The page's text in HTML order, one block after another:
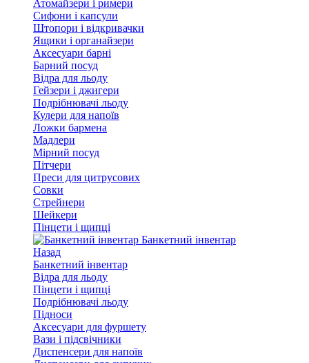
Атомайзери і римери
Сифони і капсули
Штопори і відкривачки
Ящики і органайзери
Аксесуари барні
Барний посуд
Відра для льоду
Гейзери і джигери
Подрібнювачі льоду
Кулери для напоїв
Ложки бармена
Мадлери
Мірний посуд
Пітчери
Преси для цитрусових
Совки
Стрейнери
Шейкери
Пінцети і щипці
Банкетний інвентар
Назад
Банкетний інвентар
Відра для льоду
Пінцети і щипці
Подрібнювачі льоду
Підноси
Аксесуари для фуршету
Вази і підсвічники
Диспенсери для напоїв